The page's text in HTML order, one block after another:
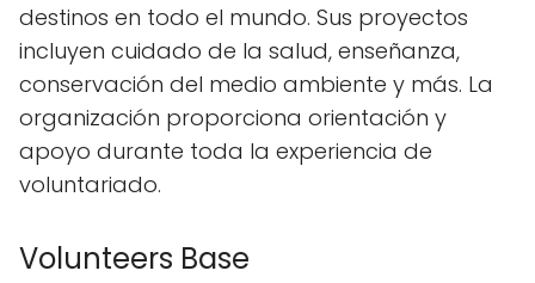
destinos en todo el mundo. Sus proyectos
incluyen cuidado de la salud, enseñanza,
conservación del medio ambiente y más. La
organización proporciona orientación y
apoyo durante toda la experiencia de
voluntariado.
Volunteers Base